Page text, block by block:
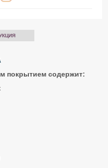
покрытием содержит: